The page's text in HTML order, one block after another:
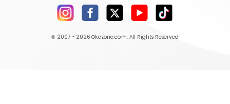
© 2007 - 2026 Okezone.com, All Rights Reserved